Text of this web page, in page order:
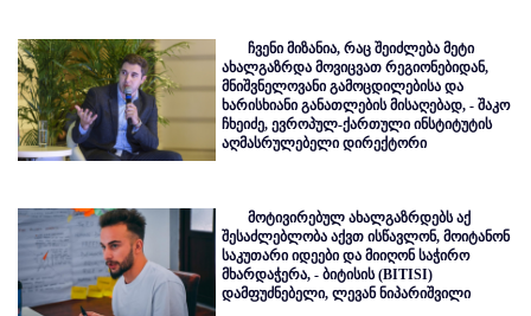
ჩვენი მიზანია, რაც შეიძლება მეტი
ახალგაზრდა მოვიცვათ რეგიონებიდან,
მნიშვნელოვანი გამოცდილებისა და
ხარისხიანი განათლების მისაღებად, - შაკო
ჩხეიძე, ევროპულ-ქართული ინსტიტუტის
აღმასრულებელი დირექტორი
მოტივირებულ ახალგაზრდებს აქ
შესაძლებლობა აქვთ ისწავლონ, მოიტანონ
საკუთარი იდეები და მიიღონ საჭირო
მხარდაჭერა, - ბიტისის (BITISI)
დამფუძნებელი, ლევან ნიპარიშვილი